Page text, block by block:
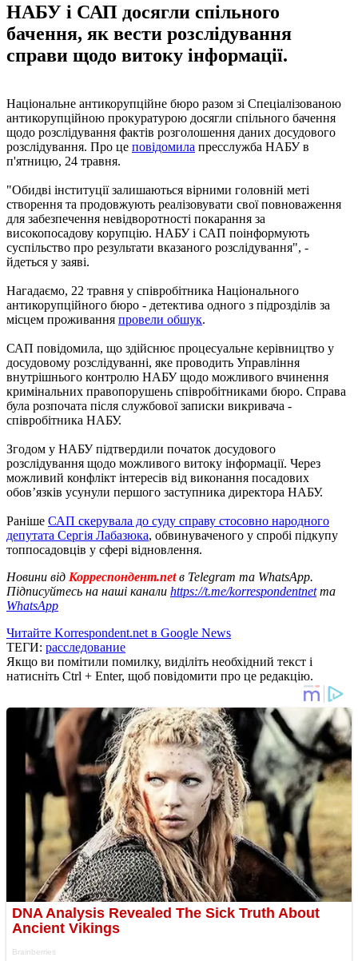
НАБУ і САП досягли спільного
бачення, як вести розслідування
справи щодо витоку інформації.
Національне антикорупційне бюро разом зі Спеціалізованою
антикорупційною прокуратурою досягли спільного бачення
щодо розслідування фактів розголошення даних досудового
розслідування. Про це повідомила пресслужба НАБУ в
п'ятницю, 24 травня.
"Обидві інституції залишаються вірними головній меті
створення та продовжують реалізовувати свої повноваження
для забезпечення невідворотності покарання за
високопосадову корупцію. НАБУ і САП поінформують
суспільство про результати вказаного розслідування", -
йдеться у заяві.
Нагадаємо, 22 травня у співробітника Національного
антикорупційного бюро - детектива одного з підрозділів за
місцем проживання провели обшук.
САП повідомила, що здійснює процесуальне керівництво у
досудовому розслідуванні, яке проводить Управління
внутрішнього контролю НАБУ щодо можливого вчинення
кримінальних правопорушень співробітниками бюро. Справа
була розпочата після службової записки викривача -
співробітника НАБУ.
Згодом у НАБУ підтвердили початок досудового
розслідування щодо можливого витоку інформації. Через
можливий конфлікт інтересів від виконання посадових
обов’язків усунули першого заступника директора НАБУ.
Раніше САП скерувала до суду справу стосовно народного
депутата Сергія Лабазюка, обвинуваченого у спробі підкупу
топпосадовців у сфері відновлення.
Новини від Корреспондент.netв Telegram та WhatsApp.
Підписуйтесь на наші канали https://t.me/korrespondentnetта
WhatsApp
Читайте Korrespondent.net в Google News
ТЕГИ: расследование
Якщо ви помітили помилку, виділіть необхідний текст і
натисніть Ctrl + Enter, щоб повідомити про це редакцію.